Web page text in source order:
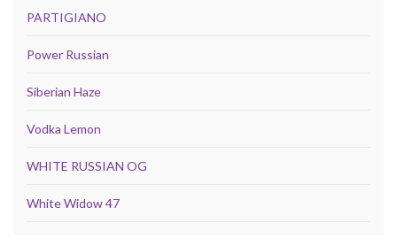
PARTIGIANO
Power Russian
Siberian Haze
Vodka Lemon
WHITE RUSSIAN OG
White Widow 47